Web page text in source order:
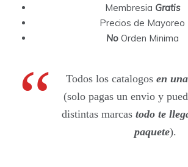
Membresia Gratis
Precios de Mayoreo
NoOrden Minima
Todos los catalogos en
(solo pagas un envio y
distintas marcastodo te
paquete).